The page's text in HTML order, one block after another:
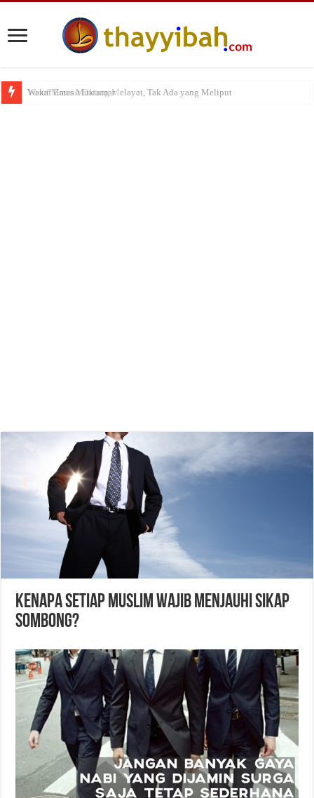
Yusuf Mansur Datang Melayat, Tak Ada yang Meliput
Kenapa Setiap Muslim Wajib Menjauhi Sikap
Sombong?